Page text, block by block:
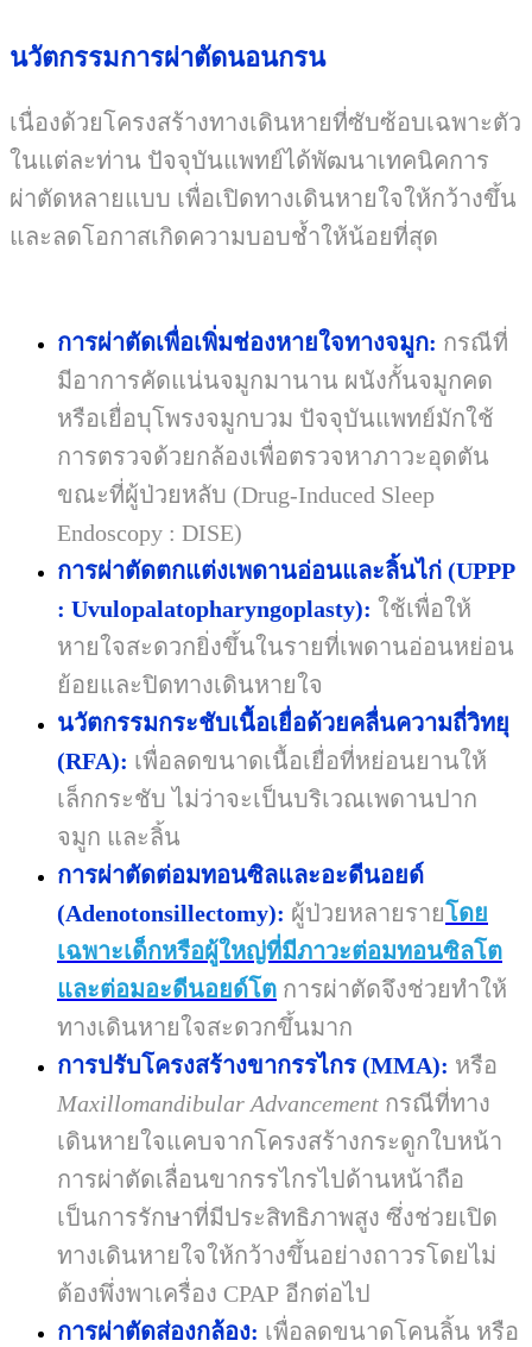
นวัตกรรมการผ่าตัดนอนกรน
เนื่องด้วยโครงสร้างทางเดินหายที่ซับซ้อบเฉพาะตัว
ในแต่ละท่าน ปัจจุบันแพทย์ได้พัฒนาเทคนิคการ
ผ่าตัดหลายแบบ เพื่อเปิดทางเดินหายใจให้กว้างขึ้น
และลดโอกาสเกิดความบอบช้ำให้น้อยที่สุด
การผ่าตัดเพื่อเพิ่มช่องหายใจทางจมูก: กรณีที่
มีอาการคัดแน่นจมูกมานาน ผนังกั้นจมูกคด
หรือเยื่อบุโพรงจมูกบวม ปัจจุบันแพทย์มักใช้
การตรวจด้วยกล้องเพื่อตรวจหาภาวะอุดตัน
ขณะที่ผู้ป่วยหลับ (Drug-Induced Sleep
Endoscopy : DISE)
การผ่าตัดตกแต่งเพดานอ่อนและลิ้นไก่ (UPPP
: Uvulopalatopharyngoplasty): ใช้เพื่อให้
หายใจสะดวกยิ่งขึ้นในรายที่เพดานอ่อนหย่อน
ย้อยและปิดทางเดินหายใจ
นวัตกรรมกระชับเนื้อเยื่อด้วยคลื่นความถี่วิทยุ
(RFA): เพื่อลดขนาดเนื้อเยื่อที่หย่อนยานให้
เล็กกระชับ ไม่ว่าจะเป็นบริเวณเพดานปาก
จมูก และลิ้น
การผ่าตัดต่อมทอนซิลและอะดีนอยด์
(Adenotonsillectomy): ผู้ป่วยหลายรายโดย
เฉพาะเด็กหรือผู้ใหญ่ที่มีภาวะต่อมทอนซิลโต
และต่อมอะดีนอยด์โต การผ่าตัดจึงช่วยทำให้
ทางเดินหายใจสะดวกขึ้นมาก
การปรับโครงสร้างขากรรไกร (MMA): หรือ
Maxillomandibular Advancement กรณีที่ทาง
เดินหายใจแคบจากโครงสร้างกระดูกใบหน้า
การผ่าตัดเลื่อนขากรรไกรไปด้านหน้าถือ
เป็นการรักษาที่มีประสิทธิภาพสูง ซึ่งช่วยเปิด
ทางเดินหายใจให้กว้างขึ้นอย่างถาวรโดยไม่
ต้องพึ่งพาเครื่อง CPAP อีกต่อไป
การผ่าตัดส่องกล้อง: เพื่อลดขนาดโคนลิ้น หรือ